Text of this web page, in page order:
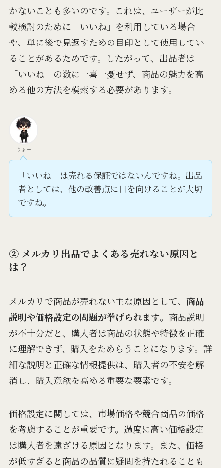
かないことも多いのです。これは、ユーザーが比
較検討のために「いいね」を利用している場合
や、単に後で見返すための目印として使用してい
ることがあるためです。したがって、出品者は
「いいね」の数に一喜一憂せず、商品の魅力を高
める他の方法を模索する必要があります。
りょー
「いいね」は売れる保証ではないんですね。出品
者としては、他の改善点に目を向けることが大切
ですね。
② メルカリ出品でよくある売れない原因と
は？
メルカリで商品が売れない主な原因として、 商品
説明や価格設定の問題が挙げられます。商品説明
が不十分だと、購入者は商品の状態や特徴を正確
に理解できず、購入をためらうことになります。詳
細な説明と正確な情報提供は、購入者の不安を解
消し、購入意欲を高める重要な要素です。
価格設定に関しては、市場価格や競合商品の価格
を考慮することが重要です。過度に高い価格設定
は購入者を遠ざける原因となります。また、価格
が低すぎると商品の品質に疑問を持たれることも